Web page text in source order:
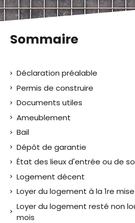
Sommaire
Déclaration préalable
Permis de construire
Documents utiles
Ameublement
Bail
Dépôt de garantie
État des lieux d'entrée ou de
Logement décent
Loyer du logement à la 1re
Loyer du logement resté non
mois